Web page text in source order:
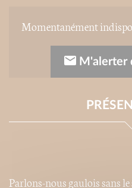
Momentanément
M'alerter
Parlons-nous gaulois sans